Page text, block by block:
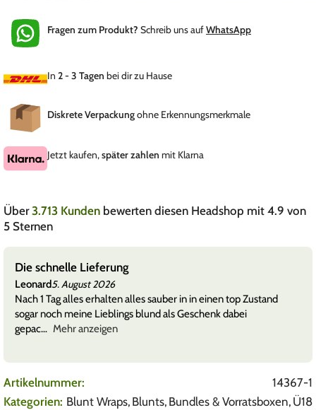
Fragen zum Produkt? Schreib uns aufWhatsApp
In 2 - 3 Tagen bei dir zu Hause
Diskrete Verpackungohne Erkennungsmerkmale
Jetzt kaufen,später zahlen mit Klarna
Über3.713 Kunden bewerten diesen Headshop mit 4.9 von
5 Sternen
Die schnelle Lieferung
Leonard5. August 2026
Nach 1 Tag alles erhalten alles sauber in in einen top Zustand
sogar noch meine Lieblings blund als Geschenk dabei
gepac
Mehr anzeigen
Artikelnummer:
14367-1
Kategorien: Blunt Wraps, Blunts, Bundles & Vorratsboxen, Ü18